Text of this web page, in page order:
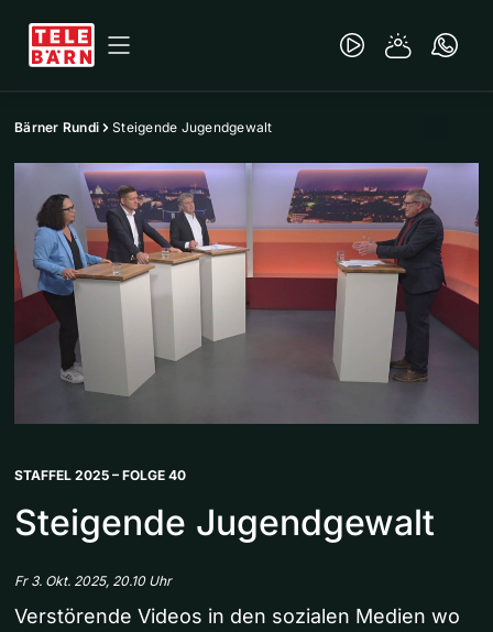
Bärner Rundi Steigende Jugendgewalt
STAFFEL 2025 – FOLGE 40
Steigende Jugendgewalt
Fr 3. Okt. 2025, 20.10 Uhr
Verstörende Videos in den sozialen Medien wo